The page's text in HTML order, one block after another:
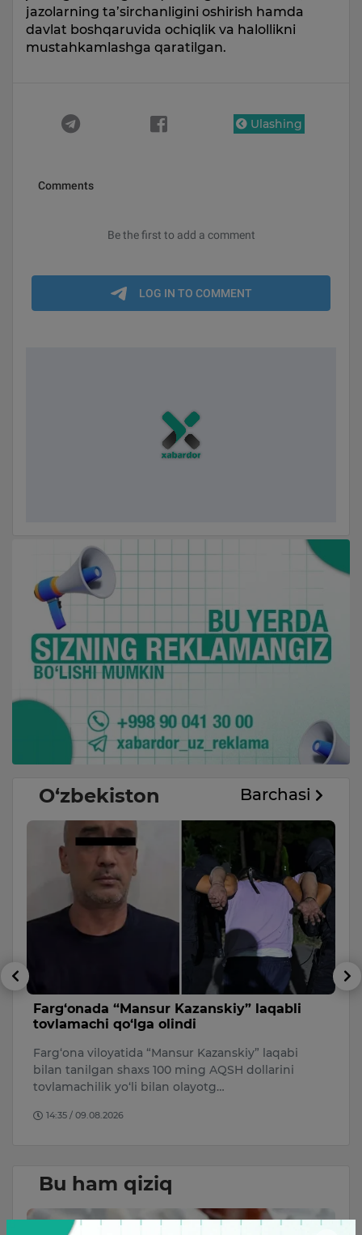
jazolarning ta’sirchanligini oshirish hamda
davlat boshqaruvida ochiqlik va halollikni
mustahkamlashga qaratilgan.
Ulashing
O‘zbekiston Barchasi
Farg‘onada “Mansur Kazanskiy” laqabli
tovlamachi qo‘lga olindi
Farg‘ona viloyatida “Mansur Kazanskiy” laqabi
bilan tanilgan shaxs 100 ming AQSH dollarini
tovlamachilik yo‘li bilan olayotg…
14:35 / 09.08.2026
Bu ham qiziq